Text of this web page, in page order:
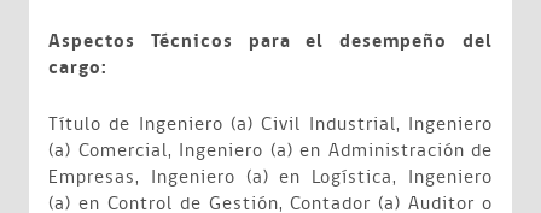
Aspectos Técnicos para el desempeño del
cargo:
Título de Ingeniero (a) Civil Industrial, Ingeniero
(a) Comercial, Ingeniero (a) en Administración de
Empresas, Ingeniero (a) en Logística, Ingeniero
(a) en Control de Gestión, Contador (a) Auditor o